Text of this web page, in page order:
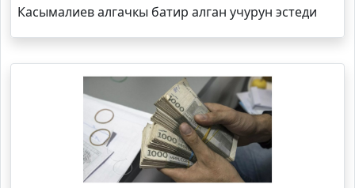
Касымалиев алгачкы батир алган учурун эстеди